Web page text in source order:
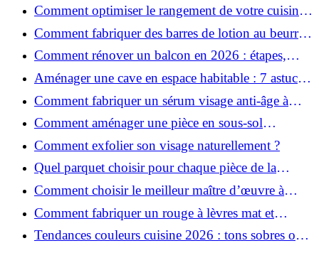
à votre cuisine
Comment optimiser le rangement de votre cuisine
et gagner de la place ?
Comment fabriquer des barres de lotion au beurre
de karité ?
Comment rénover un balcon en 2026 : étapes,
budget et matériaux ?
Aménager une cave en espace habitable : 7 astuces
essentielles
Comment fabriquer un sérum visage anti-âge à
l'huile de rose musquée ?
Comment aménager une pièce en sous-sol
efficacement ?
Comment exfolier son visage naturellement ?
Quel parquet choisir pour chaque pièce de la
maison ?
Comment choisir le meilleur maître d’œuvre à
Grenoble en 2026 ?
Comment fabriquer un rouge à lèvres mat et
hydratant fait maison ?
Tendances couleurs cuisine 2026 : tons sobres ou